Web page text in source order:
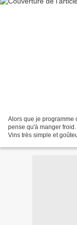
Alors que je programme
pense qu'à manger
Vins très simple et